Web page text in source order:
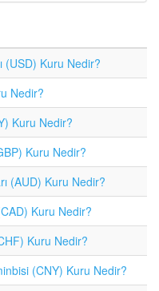
(USD) Kuru Nedir?
Nedir?
Kuru Nedir?
Kuru Nedir?
(AUD) Kuru Nedir?
Kuru Nedir?
Kuru Nedir?
(CNY) Kuru Nedir?